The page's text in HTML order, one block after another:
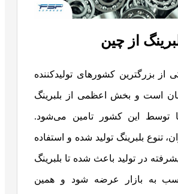
از چین
بزرگترین کشورهای تولیدکننده
است و بخش اعظمی از بلبرینگ
توسط این کشور تامین می‌شود.
تنوع بلبرینگ تولید شده و استفاده
در تولید باعث شده تا بلبرینگ
به بازار عرضه شود و همین